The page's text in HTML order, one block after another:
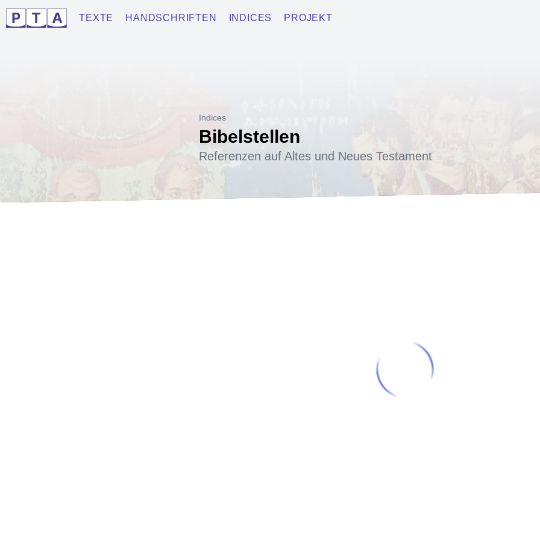
TEXTE HANDSCHRIFTEN INDICES PROJEKT
Indices
Bibelstellen
Referenzen auf Altes und Neues Testament